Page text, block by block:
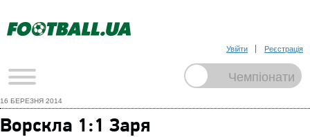
Увійти Реєстрація
16 БЕРЕЗНЯ 2014
Ворскла 1:1 Заря